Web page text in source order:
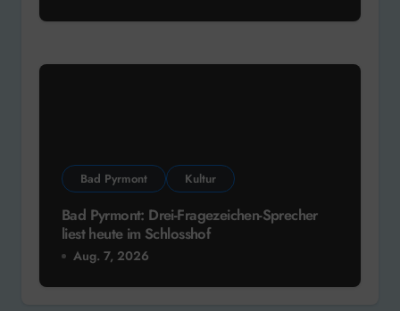
Bad Pyrmont Kultur
Bad Pyrmont: Drei-Fragezeichen-Sprecher
liest heute im Schlosshof
Aug. 7, 2026